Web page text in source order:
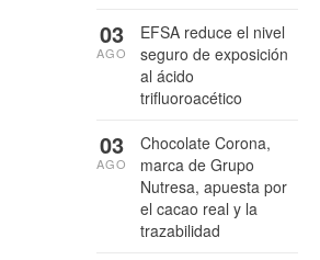
EFSA reduce el nivel
seguro de exposición
al ácido
trifluoroacético
03
AGO
Chocolate Corona,
marca de Grupo
Nutresa, apuesta por
el cacao real y la
trazabilidad
03
AGO